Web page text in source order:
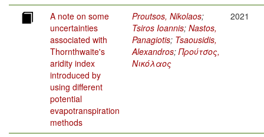
A note on some
uncertainties
associated with
Thornthwaite's
aridity index
introduced by
using different
potential
evapotranspiration
methods
Proutsos, Nikolaos;
Tsiros Ioannis; Nastos,
Panagiotis; Tsaousidis,
Alexandros; Προύτσος,
Νικόλαος
2021